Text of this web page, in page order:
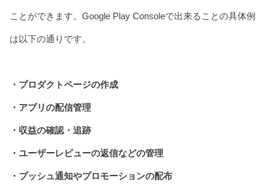
ことができます。Google Play Consoleで出来ることの具体例
は以下の通りです。
・プロダクトページの作成
・アプリの配信管理
・収益の確認・追跡
・ユーザーレビューの返信などの管理
・プッシュ通知やプロモーションの配布